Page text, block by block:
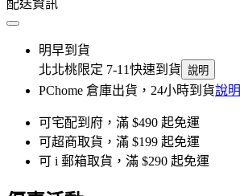
配送資訊
明早到貨
北北桃限定 7-11快速到貨 說明
PChome 倉庫出貨，24小時到貨說明
可宅配到府，滿 $490 起免運
可超商取貨，滿 $199 起免運
可 i 郵箱取貨，滿 $290 起免運